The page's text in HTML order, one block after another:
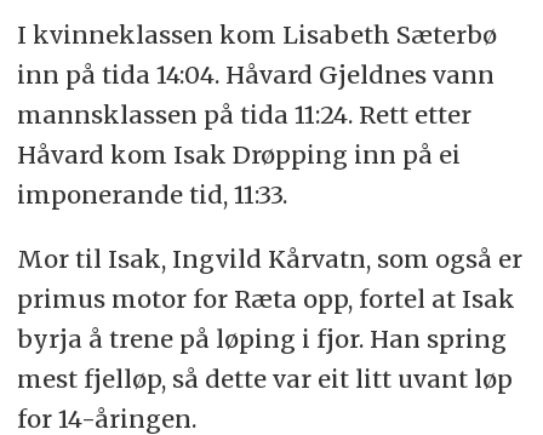
I kvinneklassen kom Lisabeth Sæterbø
inn på tida 14:04. Håvard Gjeldnes vann
mannsklassen på tida 11:24. Rett etter
Håvard kom Isak Drøpping inn på ei
imponerande tid, 11:33.
Mor til Isak, Ingvild Kårvatn, som også er
primus motor for Ræta opp, fortel at Isak
byrja å trene på løping i fjor. Han spring
mest fjelløp, så dette var eit litt uvant løp
for 14-åringen.